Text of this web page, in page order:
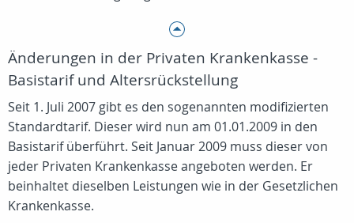
Änderungen in der Privaten Krankenkasse -
Basistarif und Altersrückstellung
Seit 1. Juli 2007 gibt es den sogenannten modifizierten
Standardtarif. Dieser wird nun am 01.01.2009 in den
Basistarif überführt. Seit Januar 2009 muss dieser von
jeder Privaten Krankenkasse angeboten werden. Er
beinhaltet dieselben Leistungen wie in der Gesetzlichen
Krankenkasse.